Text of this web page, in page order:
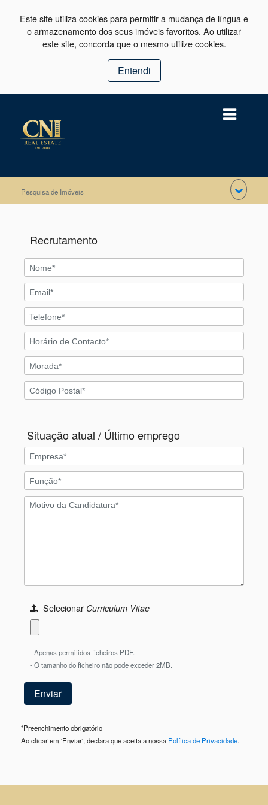
Este site utiliza cookies para permitir a mudança de língua e
o armazenamento dos seus imóveis favoritos. Ao utilizar
este site, concorda que o mesmo utilize cookies.
Entendi
Pesquisa de Imóveis
Recrutamento
Situação atual / Último emprego
Selecionar Curriculum Vitae
- Apenas permitidos ficheiros PDF.
- O tamanho do ficheiro não pode exceder 2MB.
*Preenchimento obrigatório
Ao clicar em 'Enviar', declara que aceita a nossa Política de Privacidade.